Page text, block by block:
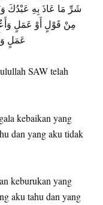
شَرِّ مَا عَاذَ بِهِ عَبْدُكَ
مِنْ قَوْلٍ أَوْ عَمَلٍ
عَمَلٍ
SAW telah
kebaikan yang
dan yang aku tidak
keburukan yang
aku tahu dan yang